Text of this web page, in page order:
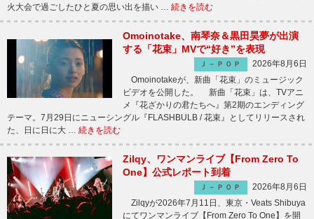
火大会で過ごしたひと夏の思い出を描い … 続きを読む
Omoinotake、南琴奈＆黒田昊夢が出演
する「花束」MVで“好き”を表現
Ｊ－ＰＯＰ
2026年8月6日
Omoinotakeが、新曲「花束」のミュージック
ビデオを公開した。 新曲「花束」は、TVアニ
メ『花ざかりの君たちへ』第2期のエンディング
テーマ。7月29日にニューシングル『FLASHBULB / 花束』としてリリースされ
た、日に日に大 … 続きを読む
Zilqy、ワンマンライブ【From Zero To
One】公式レポート到着
Ｊ－ＰＯＰ
2026年8月6日
Zilqyが2026年7月11日、東京・Veats Shibuya
にてワンマンライブ【From Zero To One】を開